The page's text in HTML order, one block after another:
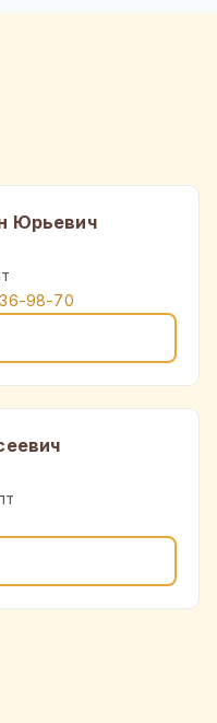
Юрьевич
98-70